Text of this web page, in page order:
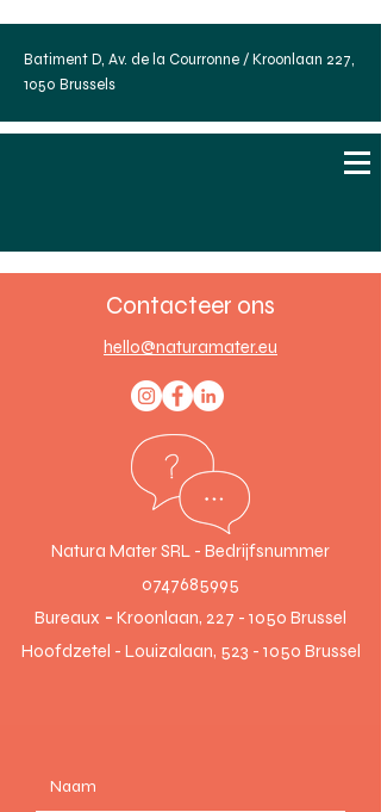
Batiment D, Av. de la Courronne / Kroonlaan 227,
1050 Brussels
Contacteer ons
hello@naturamater.eu
Natura Mater SRL - Bedrijfsnummer
0747685995
Bureaux - Kroonlaan, 227 - 1050 Brussel
Hoofdzetel - Louizalaan, 523 - 1050 Brussel